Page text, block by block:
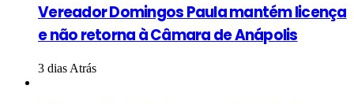
Vereador Domingos Paula mantém licença
e não retorna à Câmara de Anápolis
3 dias Atrás